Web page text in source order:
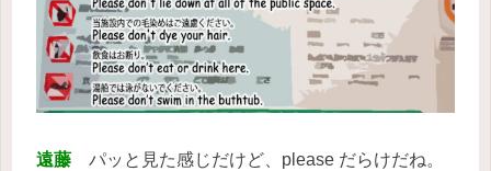
遠藤 パッと見た感じだけど、please だらけだね。